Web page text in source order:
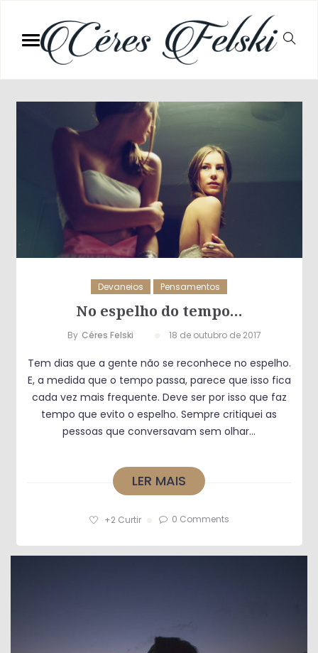
Devaneios Pensamentos
No espelho do tempo…
By Céres Felski 18 de outubro de 2017
Tem dias que a gente não se reconhece no espelho.
E, a medida que o tempo passa, parece que isso fica
cada vez mais frequente. Deve ser por isso que faz
tempo que evito o espelho. Sempre critiquei as
pessoas que conversavam sem olhar...
LER MAIS
+2Curtir 0 Comments